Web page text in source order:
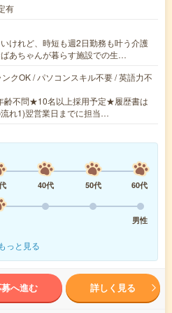
有
けれど、時短も週2日勤務も叶う介護
あちゃんが暮らす施設での生…
クOK / パソコンスキル不要 / 英語力不
齢不問★10名以上採用予定★履歴書は
れ1)翌営業日までに担当…
40代 50代
60代
男性
もっと見る
へ進む 詳しく見る